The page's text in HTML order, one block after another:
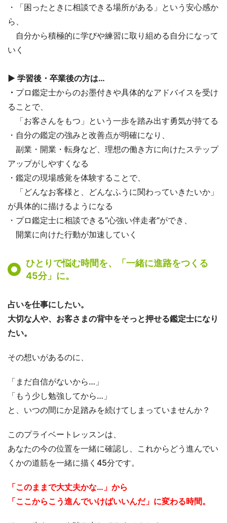
・「困ったときに相談できる場所がある」という安心感か
ら、
自分から積極的に学びや練習に取り組める自分になって
いく
▶ 学習後・卒業後の方は…
・ プロ鑑定士からのお墨付きや具体的なアドバイスを受け
ることで、
「お客さんをもつ」という一歩を踏み出す勇気が持てる
・自分の鑑定の強みと改善点が明確になり、
副業・開業・転身など、理想の働き方に向けたステップ
アップがしやすくなる
・鑑定の現場感覚を体験することで、
「どんなお客様と、どんなふうに関わっていきたいか」
が具体的に描けるようになる
・プロ鑑定士に相談できる“心強い伴走者”ができ、
開業に向けた行動が加速していく
ひとりで悩む時間を、「一緒に進路をつくる
45分」に。
占いを仕事にしたい。
大切な人や、お客さまの背中をそっと押せる鑑定士になり
たい。
その想いがあるのに、
「まだ自信がないから…」
「もう少し勉強してから…」
と、いつの間にか足踏みを続けてしまっていませんか？
このプライベートレッスンは、
あなたの今の位置を一緒に確認し、これからどう進んでい
くかの道筋を一緒に描く45分です。
「このままで大丈夫かな…」から
「ここからこう進んでいけばいいんだ」に変わる時間。